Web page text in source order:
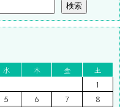
検索
水 木 金
土
1
5 6 7
8